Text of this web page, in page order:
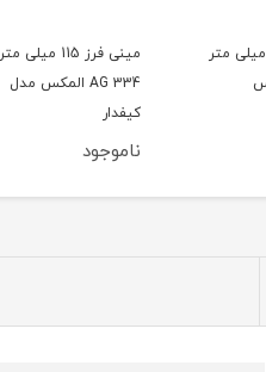
مینی فرز 115 میلی متر
مینی فرز 115 میلی متر
AG 334 المکس مدل
کیفدار
ناموجود